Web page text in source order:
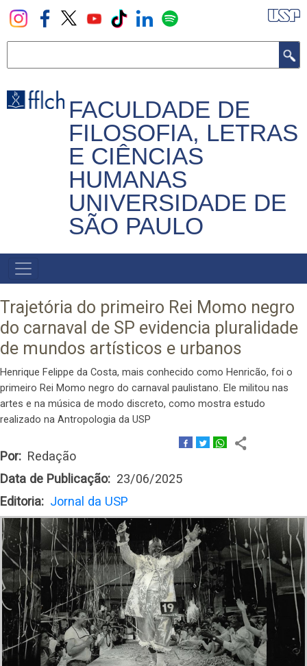
Pular
para
principal
FACULDADE DE
FILOSOFIA, LETRAS
E CIÊNCIAS
HUMANAS
UNIVERSIDADE DE
SÃO PAULO
NAVEGADOR
PRINCIPAL
Trajetória do primeiro Rei Momo negro
do carnaval de SP evidencia pluralidade
de mundos artísticos e urbanos
Henrique Felippe da Costa, mais conhecido como Henricão, foi o
primeiro Rei Momo negro do carnaval paulistano. Ele militou nas
artes e na música de modo discreto, como mostra estudo
realizado na Antropologia da USP
Por
Redação
Data de Publicação
23/06/2025
Editoria
Jornal da USP